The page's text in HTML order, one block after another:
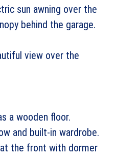
sun awning over the
behind the garage.
view over the
a wooden floor.
and built-in wardrobe.
the front with dormer